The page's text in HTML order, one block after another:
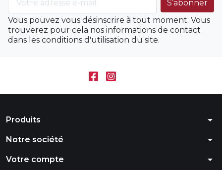
Vous pouvez vous désinscrire à tout moment. Vous
trouverez pour cela nos informations de contact
dans les conditions d'utilisation du site.
Produits arrow_drop_down
Notre société arrow_drop_down
Votre compte arrow_drop_down